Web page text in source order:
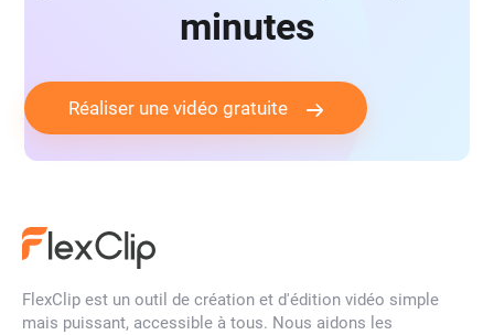
minutes
Réaliser une vidéo gratuite
FlexClip est un outil de création et d'édition vidéo simple
mais puissant, accessible à tous. Nous aidons les